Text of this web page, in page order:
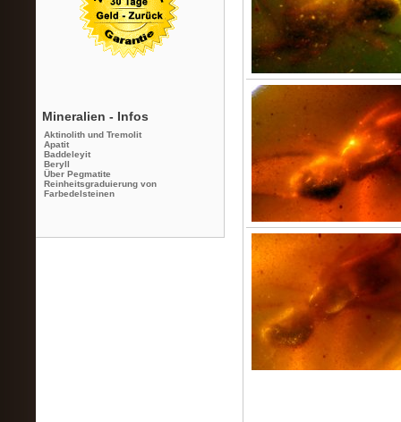
Mineralien - Infos
Aktinolith und Tremolit
Apatit
Baddeleyit
Beryll
Über Pegmatite
Reinheitsgraduierung von
Farbedelsteinen